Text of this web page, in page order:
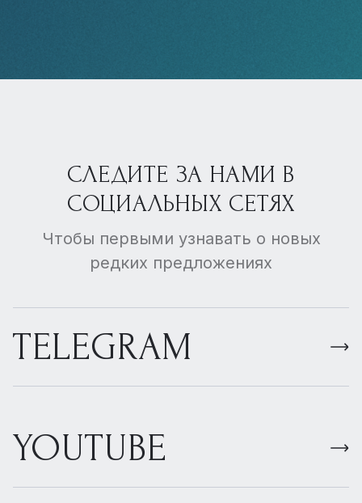
СЛЕДИТЕ ЗА НАМИ В
СОЦИАЛЬНЫХ СЕТЯХ
Чтобы первыми узнавать о новых
редких предложениях
TELEGRAM
YOUTUBE